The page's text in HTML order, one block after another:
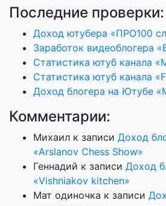
Последние проверки:
Доход ютубера «ПРО100
Заработок видеоблогера
Статистика ютуб канала
Статистика ютуб канала
Доход блогера на Ютубе
Комментарии:
Михаил к записи Доход
«Arslanov Chess Show»
Геннадий к записи Доход
«Vishniakov kitchen»
Мат одиночка к записи